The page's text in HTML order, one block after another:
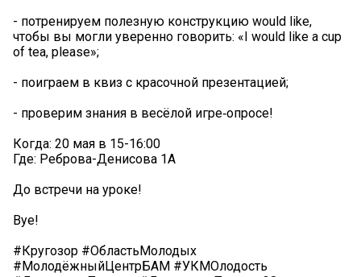
- потренируем полезную конструкцию would like,
чтобы вы могли уверенно говорить: «I would like a cup
of tea, please»;
- поиграем в квиз с красочной презентацией;
- проверим знания в весёлой игре‑опросе!
Когда: 20 мая в 15-16:00
Где: Реброва-Денисова 1А
До встречи на уроке!
Bye!
#Кругозор #ОбластьМолодых
#МолодёжныйЦентрБАМ #УКМОлодость